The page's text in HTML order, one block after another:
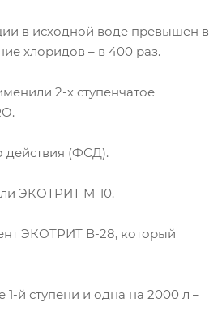
в исходной воде превышен в
хлоридов – в 400 раз.
2-х ступенчатое
действия (ФСД).
ЭКОТРИТ М-10.
ЭКОТРИТ В-28, который
й ступени и одна на 2000 л –